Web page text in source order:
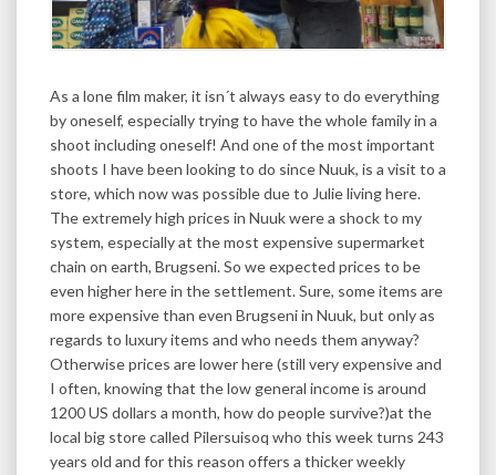
As a lone film maker, it isn´t always easy to do everything
by oneself, especially trying to have the whole family in a
shoot including oneself! And one of the most important
shoots I have been looking to do since Nuuk, is a visit to a
store, which now was possible due to Julie living here.
The extremely high prices in Nuuk were a shock to my
system, especially at the most expensive supermarket
chain on earth, Brugseni. So we expected prices to be
even higher here in the settlement. Sure, some items are
more expensive than even Brugseni in Nuuk, but only as
regards to luxury items and who needs them anyway?
Otherwise prices are lower here (still very expensive and
I often, knowing that the low general income is around
1200 US dollars a month, how do people survive?)at the
local big store called Pilersuisoq who this week turns 243
years old and for this reason offers a thicker weekly